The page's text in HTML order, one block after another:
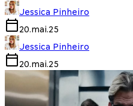
Jessica Pinheiro
20.mai.25
Jessica Pinheiro
20.mai.25